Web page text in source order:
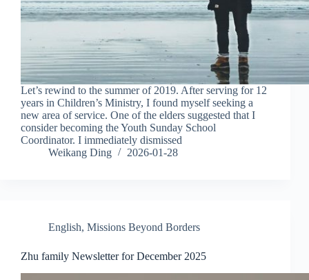
Let’s rewind to the summer of 2019. After serving for 12
years in Children’s Ministry, I found myself seeking a
new area of service. One of the elders suggested that I
consider becoming the Youth Sunday School
Coordinator. I immediately dismissed
Weikang Ding
2026-01-28
English, Missions Beyond Borders
Zhu family Newsletter for December 2025